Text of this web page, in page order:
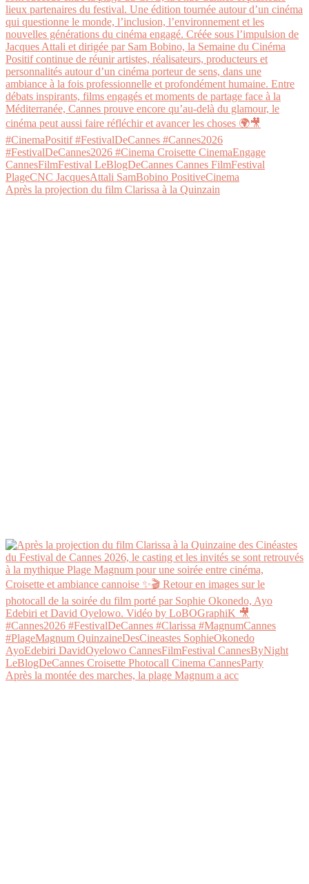
Après la projection du film Clarissa à la Quinzain
Après la montée des marches, la plage Magnum a acc